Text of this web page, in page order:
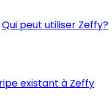
Qui peut utiliser Zeffy?
existant à Zeffy